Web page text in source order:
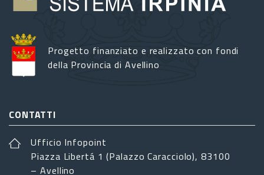
Progetto finanziato e realizzato con fondi
della Provincia di Avellino
CONTATTI
Ufficio Infopoint
Piazza Libertá 1 (Palazzo Caracciolo), 83100
– Avellino